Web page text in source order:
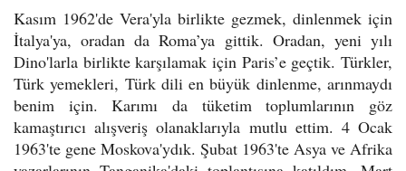
Kasım 1962'de Vera'yla birlikte gezmek, dinlenmek için
İtalya'ya, oradan da Roma’ya gittik. Oradan, yeni yılı
Dino'larla birlikte karşılamak için Paris’e geçtik. Türkler,
Türk yemekleri, Türk dili en büyük dinlenme, arınmaydı
benim için. Karımı da tüketim toplumlarının göz
kamaştırıcı alışveriş olanaklarıyla mutlu ettim. 4 Ocak
1963'te gene Moskova'ydık. Şubat 1963'te Asya ve Afrika